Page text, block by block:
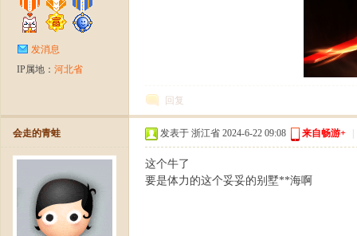
发消息
IP属地： 河北省
回复
会走的青蛙 发表于 浙江省 2024-6-22 09:08 来自畅游+
这个牛了
要是体力的这个妥妥的别墅**海啊